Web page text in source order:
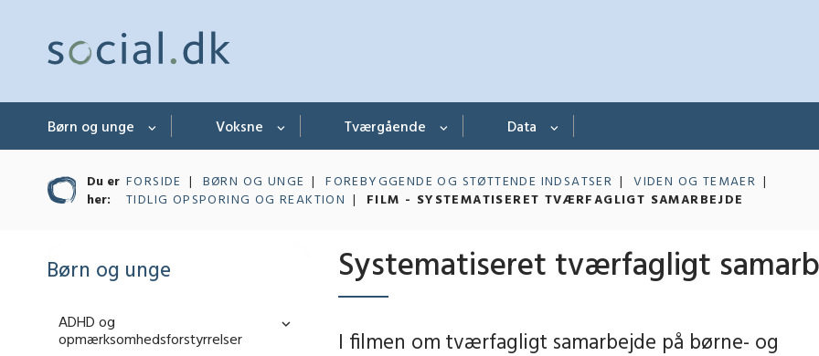
Børn og unge Voksne Tværgående Data
Du er
her:
FORSIDE BØRN OG UNGE FOREBYGGENDE OG STØTTENDE INDSATSER
VIDEN OG TEMAER
TIDLIG OPSPORING OG REAKTION
FILM - SYSTEMATISERET TVÆRFAGLIGT SAMARBEJDE
Børn og unge
ADHD og
opmærksomhedsforstyrrelser
Systematiseret tværfagligt
I filmen om tværfagligt samarbejde på børne- og